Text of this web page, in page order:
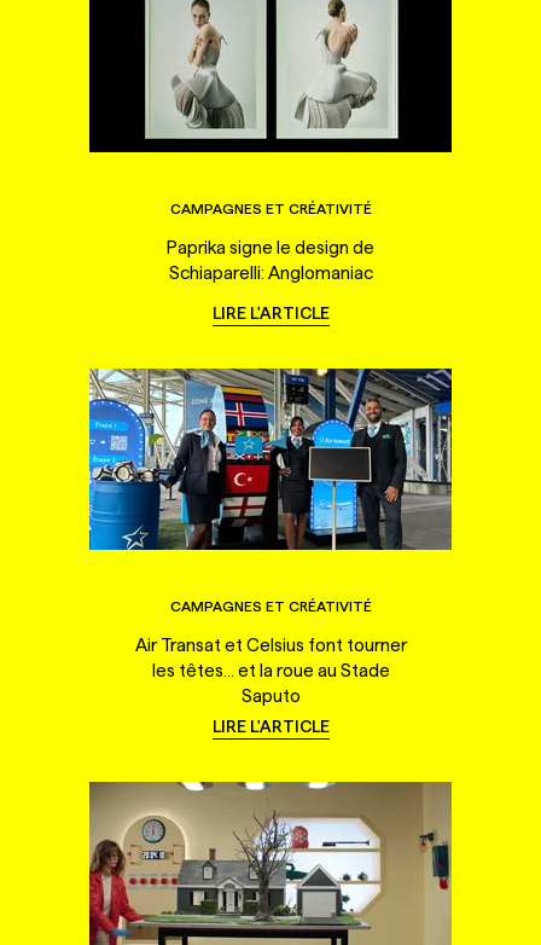
CAMPAGNES ET CRÉATIVITÉ
Paprika signe le design de
Schiaparelli: Anglomaniac
LIRE L'ARTICLE
CAMPAGNES ET CRÉATIVITÉ
Air Transat et Celsius font tourner
les têtes... et la roue au Stade
Saputo
LIRE L'ARTICLE